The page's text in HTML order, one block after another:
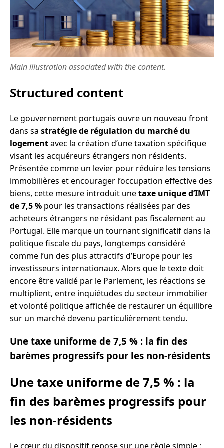
Main illustration associated with the content.
Structured content
Le gouvernement portugais ouvre un nouveau front
dans sa stratégie de régulation du marché du
logementavec la création d’une taxation spécifique
visant les acquéreurs étrangers non résidents.
Présentée comme un levier pour réduire les tensions
immobilières et encourager l’occupation effective des
biens, cette mesure introduit unetaxe unique d’IMT
de 7,5 % pour les transactions réalisées par des
acheteurs étrangers ne résidant pas fiscalement au
Portugal. Elle marque un tournant significatif dans la
politique fiscale du pays, longtemps considéré
comme l’un des plus attractifs d’Europe pour les
investisseurs internationaux. Alors que le texte doit
encore être validé par le Parlement, les réactions se
multiplient, entre inquiétudes du secteur immobilier
et volonté politique affichée de restaurer un équilibre
sur un marché devenu particulièrement tendu.
Une taxe uniforme de 7,5 % : la fin des
barèmes progressifs pour les non-résidents
Une taxe uniforme de 7,5 % : la
fin des barèmes progressifs pour
les non-résidents